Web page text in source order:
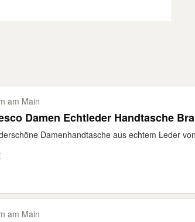
am Main
Damen Echtleder Handtasche
Damenhandtasche aus echtem Leder
am Main